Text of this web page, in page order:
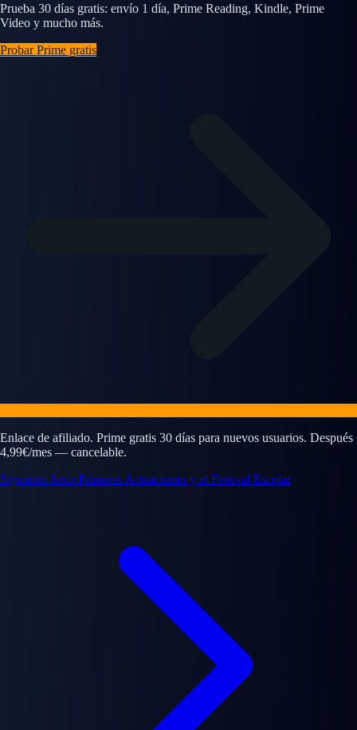
Prueba 30 días gratis: envío 1 día, Prime Reading, Kindle, Prime
Video y mucho más.
Probar Prime gratis
Enlace de afiliado. Prime gratis 30 días para nuevos usuarios. Después
4,99€/mes — cancelable.
Siguiente Arco Primeras Actuaciones y el Festival Escolar